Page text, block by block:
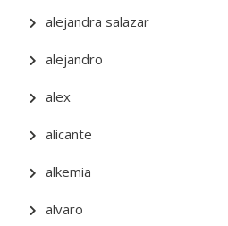
alejandra salazar
alejandro
alex
alicante
alkemia
alvaro